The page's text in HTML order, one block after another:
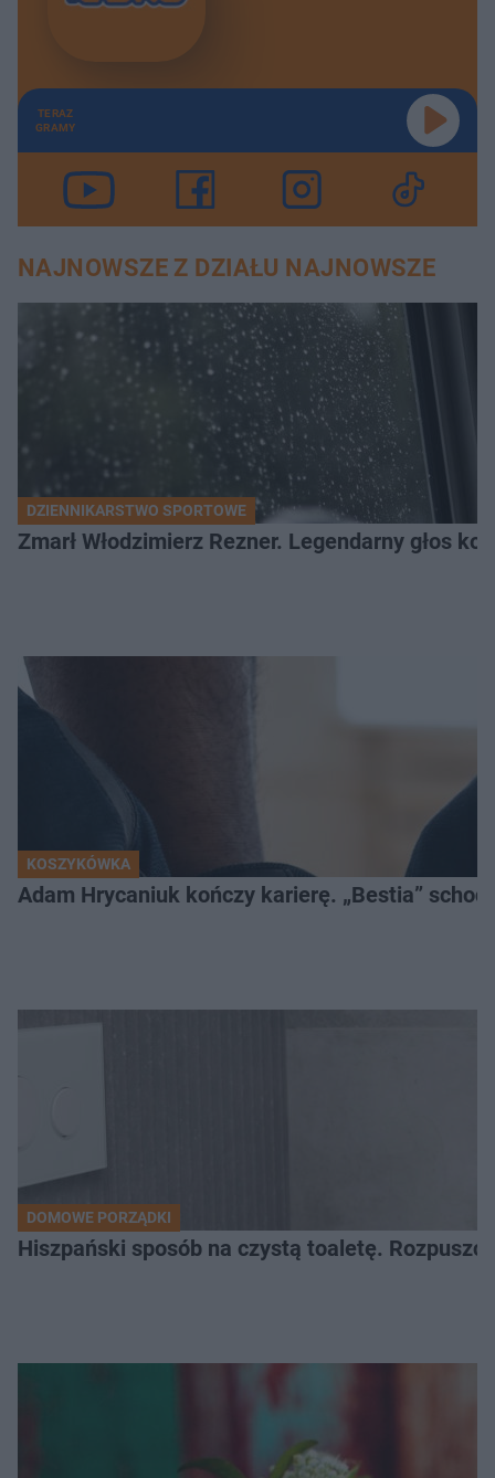
TERAZ
GRAMY
NAJNOWSZE Z DZIAŁU NAJNOWSZE
DZIENNIKARSTWO SPORTOWE
Zmarł Włodzimierz Rezner. Legendarny głos
KOSZYKÓWKA
Adam Hrycaniuk kończy karierę. „Bestia”
DOMOWE PORZĄDKI
Hiszpański sposób na czystą toaletę.